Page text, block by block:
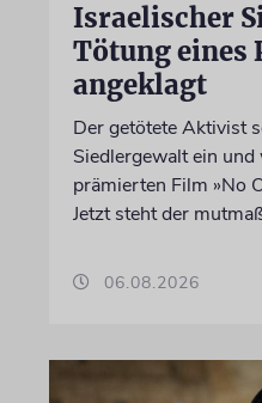
Israelischer
Tötung eines
angeklagt
Der getötete Aktivist
Siedlergewalt ein
prämierten Film »No
Jetzt steht der
06.08.2026